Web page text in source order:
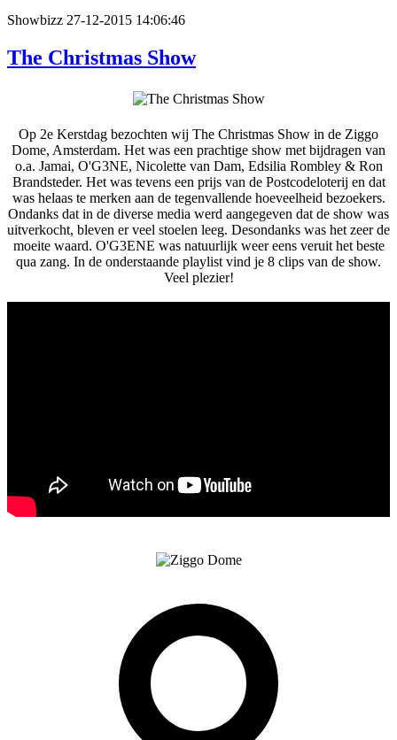
Showbizz 27-12-2015 14:06:46
The Christmas Show
Op 2e Kerstdag bezochten wij The Christmas Show in de Ziggo
Dome, Amsterdam. Het was een prachtige show met bijdragen van
o.a. Jamai, O'G3NE, Nicolette van Dam, Edsilia Rombley & Ron
Brandsteder. Het was tevens een prijs van de Postcodeloterij en dat
was helaas te merken aan de tegenvallende hoeveelheid bezoekers.
Ondanks dat in de diverse media werd aangegeven dat de show was
uitverkocht, bleven er veel stoelen leeg. Desondanks was het zeer de
moeite waard. O'G3ENE was natuurlijk weer eens veruit het beste
qua zang. In de onderstaande playlist vind je 8 clips van de show.
Veel plezier!